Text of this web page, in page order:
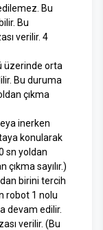
Bu
Bu
verilir. 4
üzerinde orta
Bu duruma
çıkma
inerken
konularak
sn yoldan
sayılır.)
birini tercih
robot 1 nolu
devam edilir.
verilir. (Bu